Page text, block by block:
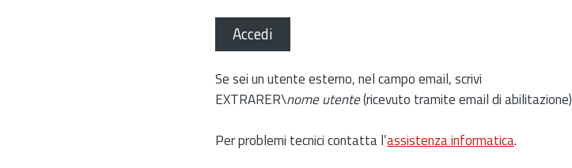
Accedi
Se sei un utente esterno, nel campo email, scrivi
EXTRARER\nome utente(ricevuto tramite email di abilitazione)
Per problemi tecnici contatta l’assistenza informatica.